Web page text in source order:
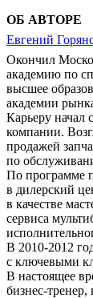
ОБ АВТОРЕ
Евгений
Окончил
академию по
высшее
академии
Карьеру начал
компании.
продажей
по
По программе
в дилерский
в качестве
сервиса
В 2010-2012
с ключевыми
В настоящее
бизнес-тренер,